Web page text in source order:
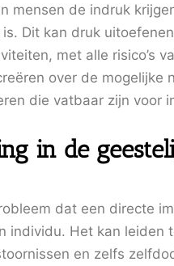
mensen de indruk
Dit kan druk
met alle risico’s
over de mogelijke
die vatbaar zijn voor
in de
dat een directe
individu. Het kan leiden
en zelfs